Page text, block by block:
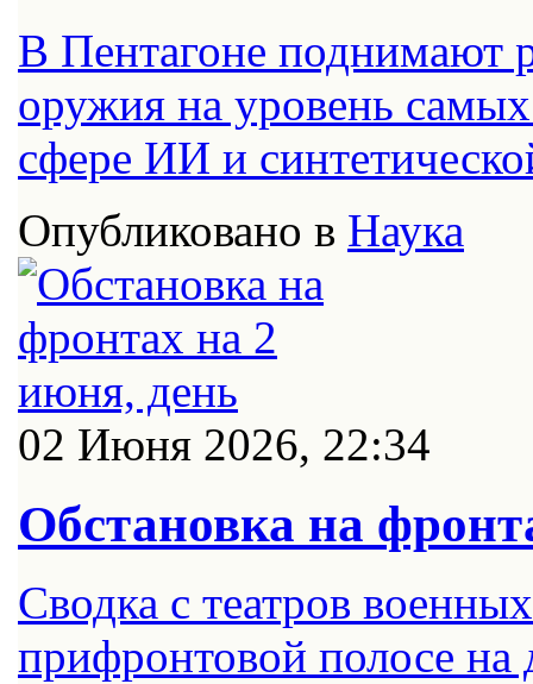
В Пентагоне поднимают
оружия на уровень
сфере ИИ и
Опубликовано в Наука
02 Июня 2026, 22:34
Обстановка на
Сводка с театров
прифронтовой полосе на